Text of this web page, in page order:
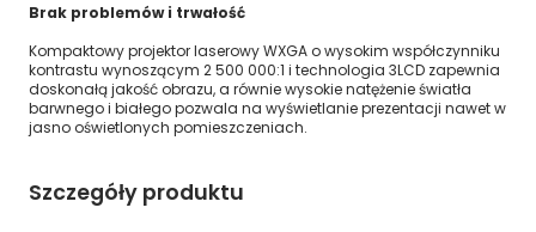
Brak problemów i trwałość
Kompaktowy projektor laserowy WXGA o wysokim współczynniku
kontrastu wynoszącym 2 500 000:1 i technologia 3LCD zapewnia
doskonałą jakość obrazu, a równie wysokie natężenie światła
barwnego i białego pozwala na wyświetlanie prezentacji nawet w
jasno oświetlonych pomieszczeniach.
Szczegóły produktu